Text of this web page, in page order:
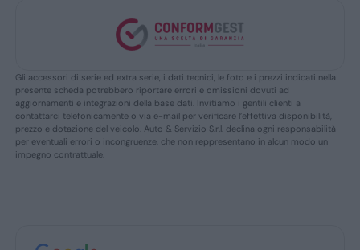
Gli accessori di serie ed extra serie, i dati tecnici, le foto e i prezzi indicati nella
presente scheda potrebbero riportare errori e omissioni dovuti ad
aggiornamenti e integrazioni della base dati. Invitiamo i gentili clienti a
contattarci telefonicamente o via e-mail per verificare l’effettiva disponibilità,
prezzo e dotazione del veicolo. Auto & Servizio S.r.l. declina ogni responsabilità
per eventuali errori o incongruenze, che non reppresentano in alcun modo un
impegno contrattuale.